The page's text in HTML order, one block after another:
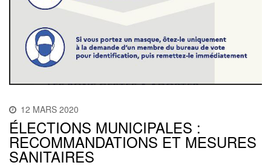
12 MARS 2020
ÉLECTIONS MUNICIPALES :
RECOMMANDATIONS ET MESURES
SANITAIRES